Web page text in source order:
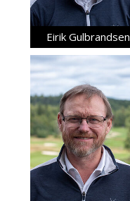
Eirik Gulbrandsen